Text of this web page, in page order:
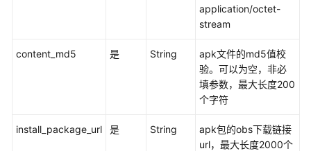
参
问
application/octet-
stream
content_md5 是 String
apk文件的md5值校
验。可以为空，非必
填参数，最大长度200
个字符
install_package_url 是 String
apk包的obs下载链接
url，最大长度2000个